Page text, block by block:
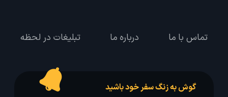
تماس با ما درباره ما تبلیغات در لحظه
گوش به زنگ سفر خود باشید